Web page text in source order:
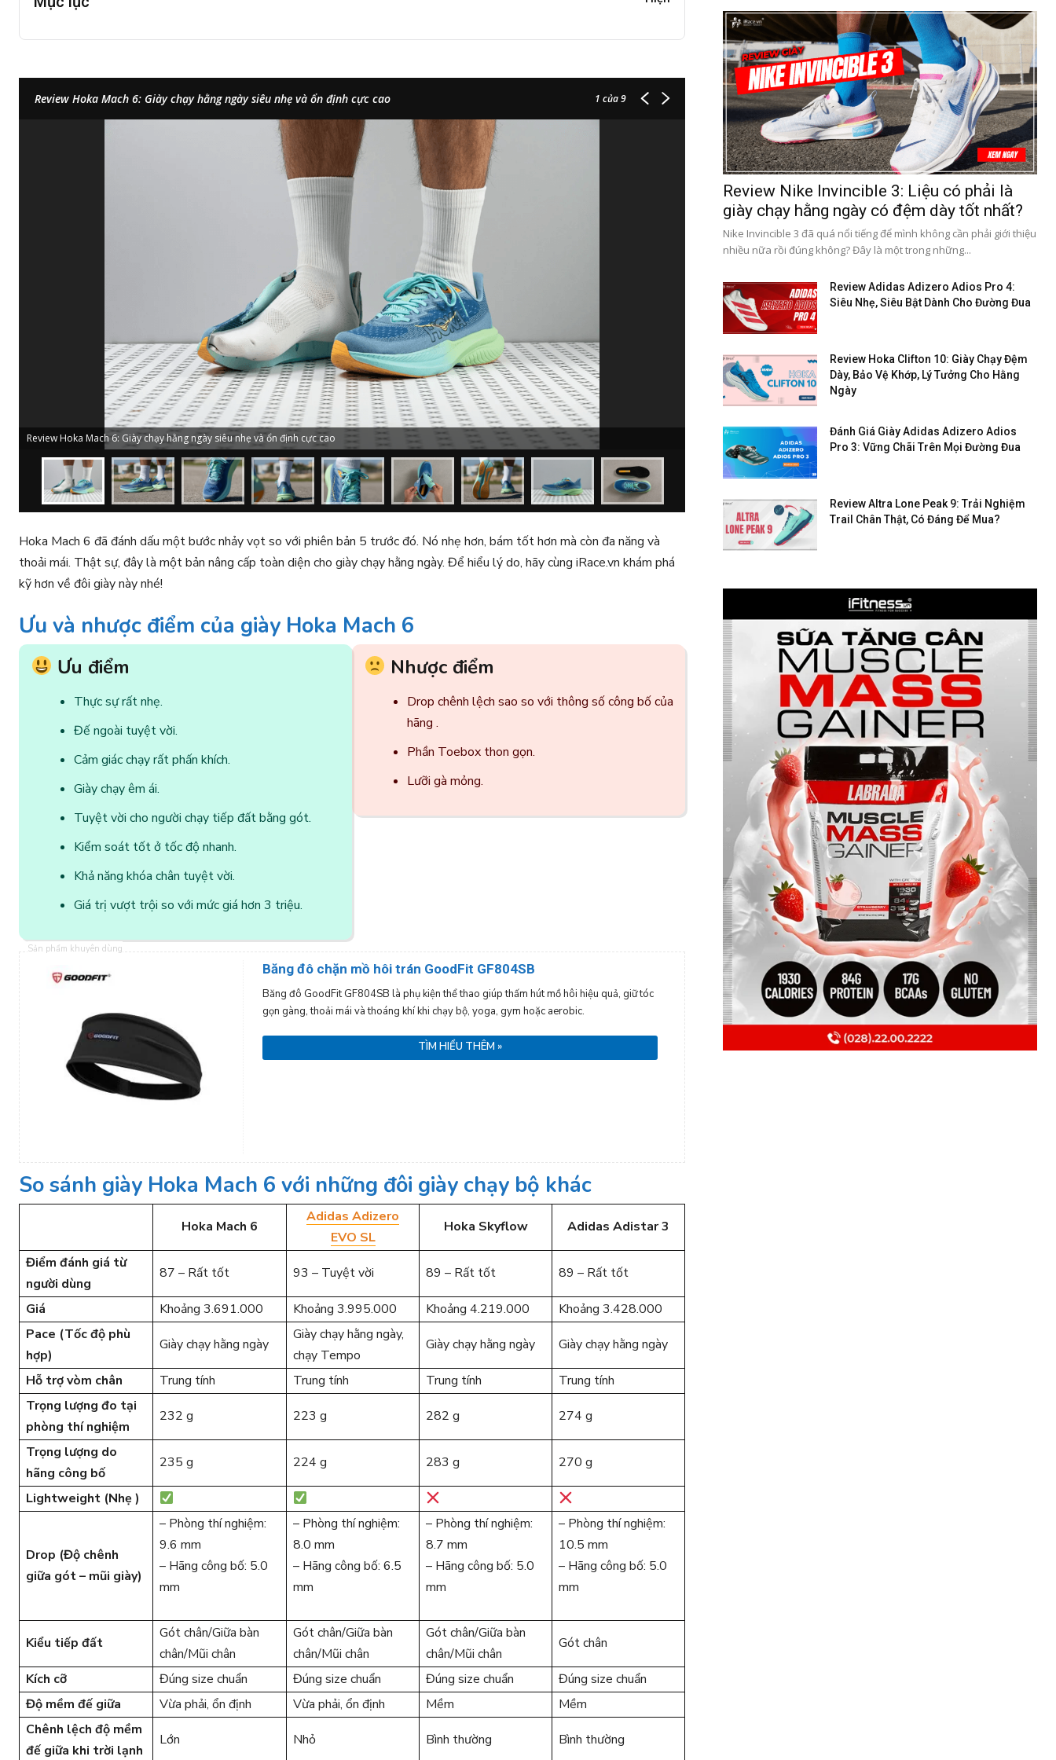
Review Hoka Mach 6: Giày chạy hằng ngày siêu nhẹ và ổn định cực cao 1 của 9
Review Hoka Mach 6: Giày chạy hằng ngày siêu nhẹ và ổn định cực cao Review Hoka Mach 6: Giày chạy hằng ngày siêu nhẹ và ổn định cực cao
Hoka Mach 6 đã đánh dấu một bước nhảy vọt so với phiên bản 5 trước đó. Nó nhẹ hơn, bám tốt hơn mà còn đa năng và
thoải mái. Thật sự, đây là một bản nâng cấp toàn diện cho giày chạy hằng ngày. Để hiểu lý do, hãy cùng iRace.vn khám phá
kỹ hơn về đôi giày này nhé!
Ưu và nhược điểm của giày Hoka Mach 6
Ưu điểm
Thực sự rất nhẹ.
Đế ngoài tuyệt vời.
Cảm giác chạy rất phấn khích.
Giày chạy êm ái.
Tuyệt vời cho người chạy tiếp đất bằng gót.
Kiểm soát tốt ở tốc độ nhanh.
Khả năng khóa chân tuyệt vời.
Giá trị vượt trội so với mức giá hơn 3 triệu.
Nhược điểm
Drop chênh lệch sao so với thông số công bố của
hãng .
Phần Toebox thon gọn.
Lưỡi gà mỏng.
Sản phẩm khuyên dùng
Băng đô chặn mồ hôi trán GoodFit GF804SB
Băng đô GoodFit GF804SB là phụ kiện thể thao giúp thấm hút mồ hôi hiệu quả, giữ tóc
gọn gàng, thoải mái và thoáng khí khi chạy bộ, yoga, gym hoặc aerobic.
TÌM HIỂU THÊM »
So sánh giày Hoka Mach 6 với những đôi giày chạy bộ khác
Hoka Mach 6
Adidas Adizero
EVO SL
Hoka Skyflow Adidas Adistar 3
Điểm đánh giá từ
người dùng
87 – Rất tốt 93 – Tuyệt vời 89 – Rất tốt 89 – Rất tốt
Giá Khoảng 3.691.000 Khoảng 3.995.000 Khoảng 4.219.000
Khoảng 3.428.000
Pace (Tốc độ phù
hợp)
Giày chạy hằng ngày
Giày chạy hằng ngày,
chạy Tempo
Giày chạy hằng ngày Giày chạy hằng ngày
Hỗ trợ vòm chân Trung tính Trung tính Trung tính
Trung tính
Trọng lượng đo tại
phòng thí nghiệm
232 g 223 g 282 g 274 g
Trọng lượng do
hãng công bố
235 g 224 g 283 g 270 g
Lightweight (Nhẹ )
Drop (Độ chênh
giữa gót – mũi giày)
– Phòng thí nghiệm:
9.6 mm
– Hãng công bố: 5.0
mm
– Phòng thí nghiệm:
8.0 mm
– Hãng công bố: 6.5
mm
– Phòng thí nghiệm:
8.7 mm
– Hãng công bố: 5.0
mm
– Phòng thí nghiệm:
10.5 mm
– Hãng công bố: 5.0
mm
Kiểu tiếp đất
Gót chân/Giữa bàn
chân/Mũi chân
Gót chân/Giữa bàn
chân/Mũi chân
Gót chân/Giữa bàn
chân/Mũi chân
Gót chân
Kích cỡ Đúng size chuẩn Đúng size chuẩn Đúng size chuẩn
Đúng size chuẩn
Độ mềm đế giữa
Vừa phải, ổn định Vừa phải, ổn định Mềm
Mềm
Chênh lệch độ mềm
đế giữa khi trời lạnh
Lớn Nhỏ Bình thường Bình thường
Review Nike Invincible 3: Liệu có phải là
giày chạy hằng ngày có đệm dày tốt nhất?
Nike Invincible 3 đã quá nổi tiếng để mình không cần phải giới thiệu
nhiều nữa rồi đúng không? Đây là một trong những...
Review Adidas Adizero Adios Pro 4:
Siêu Nhẹ, Siêu Bật Dành Cho Đường Đua
Review Hoka Clifton 10: Giày Chạy Đệm
Dày, Bảo Vệ Khớp, Lý Tưởng Cho Hằng
Ngày
Đánh Giá Giày Adidas Adizero Adios
Pro 3: Vững Chãi Trên Mọi Đường Đua
Review Altra Lone Peak 9: Trải Nghiệm
Trail Chân Thật, Có Đáng Để Mua?